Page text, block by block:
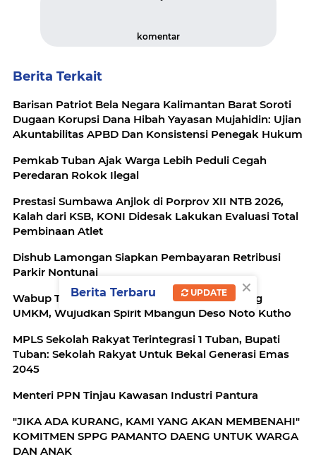
komentar
Berita Terkait
Barisan Patriot Bela Negara Kalimantan Barat Soroti
Dugaan Korupsi Dana Hibah Yayasan Mujahidin: Ujian
Akuntabilitas APBD Dan Konsistensi Penegak Hukum
Pemkab Tuban Ajak Warga Lebih Peduli Cegah
Peredaran Rokok Ilegal
Prestasi Sumbawa Anjlok di Porprov XII NTB 2026,
Kalah dari KSB, KONI Didesak Lakukan Evaluasi Total
Pembinaan Atlet
Dishub Lamongan Siapkan Pembayaran Retribusi
Parkir Nontunai
Wabup Tuban: Wajib Halal Perkuat Daya Saing
UMKM, Wujudkan Spirit Mbangun Deso Noto Kutho
MPLS Sekolah Rakyat Terintegrasi 1 Tuban, Bupati
Tuban: Sekolah Rakyat Untuk Bekal Generasi Emas
2045
Menteri PPN Tinjau Kawasan Industri Pantura
"JIKA ADA KURANG, KAMI YANG AKAN MEMBENAHI"
KOMITMEN SPPG PAMANTO DAENG UNTUK WARGA
DAN ANAK
×
Berita Terbaru UPDATE